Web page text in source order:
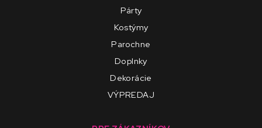
Párty
Kostýmy
Parochne
Doplnky
Dekorácie
VÝPREDAJ